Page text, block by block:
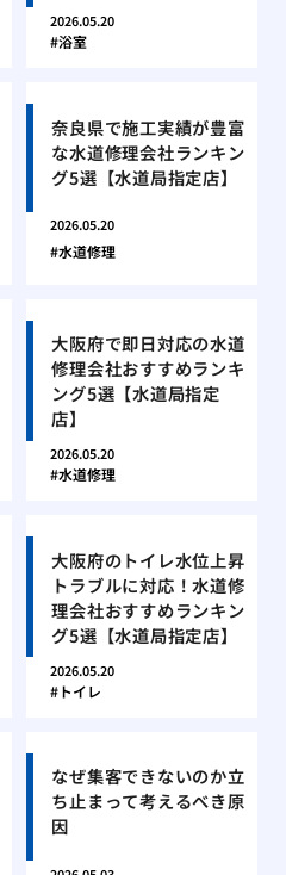
2026.05.20
浴室
奈良県で施工実績が豊富
な水道修理会社ランキン
グ5選【水道局指定店】
2026.05.20
水道修理
大阪府で即日対応の水道
修理会社おすすめランキ
ング5選【水道局指定
店】
2026.05.20
水道修理
大阪府のトイレ水位上昇
トラブルに対応！水道修
理会社おすすめランキン
グ5選【水道局指定店】
2026.05.20
トイレ
なぜ集客できないのか立
ち止まって考えるべき原
因